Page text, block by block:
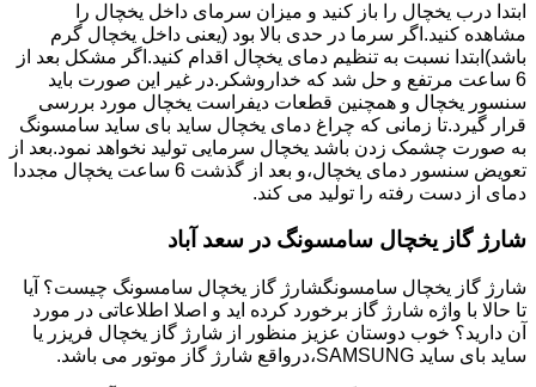
ابتدا درب یخچال را باز کنید و میزان سرمای داخل یخچال را
مشاهده کنید.اگر سرما در حدی بالا بود (یعنی داخل یخچال گرم
باشد)ابتدا نسبت به تنظیم دمای یخچال اقدام کنید.اگر مشکل بعد از
6 ساعت مرتفع و حل شد که خداروشکر.در غیر این صورت باید
سنسور یخچال و همچنین قطعات دیفراست یخچال مورد بررسی
قرار گیرد.تا زمانی که چراغ دمای یخچال ساید بای ساید سامسونگ
به صورت چشمک زدن باشد یخچال سرمایی تولید نخواهد نمود.بعد از
تعویض سنسور دمای یخچال،و بعد از گذشت 6 ساعت یخچال مجددا
دمای از دست رفته را تولید می کند.
شارژ گاز یخچال سامسونگ در سعد آباد
شارژ گاز یخچال سامسونگشارژ گاز یخچال سامسونگ چیست؟ آیا
تا حالا با واژه شارژ گاز برخورد کرده اید و اصلا اطلاعاتی در مورد
آن دارید؟ خوب دوستان عزیز منظور از شارژ گاز یخچال فریزر یا
ساید بای ساید SAMSUNG،درواقع شارژ گاز موتور می باشد.